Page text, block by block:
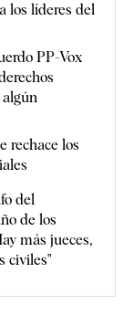
los líderes del
PP-Vox
algún
rechace los
del
de los
más jueces,
civiles"